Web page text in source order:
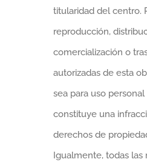
titularidad del centro.
reproducción,
comercialización o
autorizadas de esta
sea para uso
constituye una
derechos de
Igualmente, todas las